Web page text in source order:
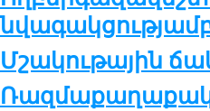
Մշակութային